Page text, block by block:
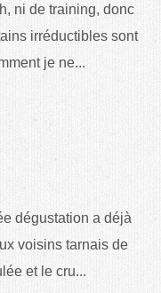
ni de training, donc
irréductibles sont
je ne...
dégustation a déjà
voisins tarnais de
et le cru...